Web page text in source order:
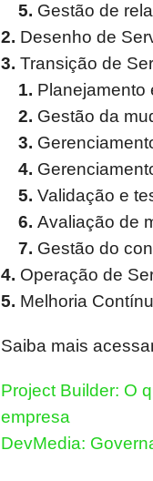
5. Gestão de
2. Desenho de
3. Transição de
1. Planejamento
2. Gestão da
3.
4.
5. Validação e
6. Avaliação de
7. Gestão do
4. Operação de
5. Melhoria
Saiba mais
Project Builder: O
empresa
DevMedia: